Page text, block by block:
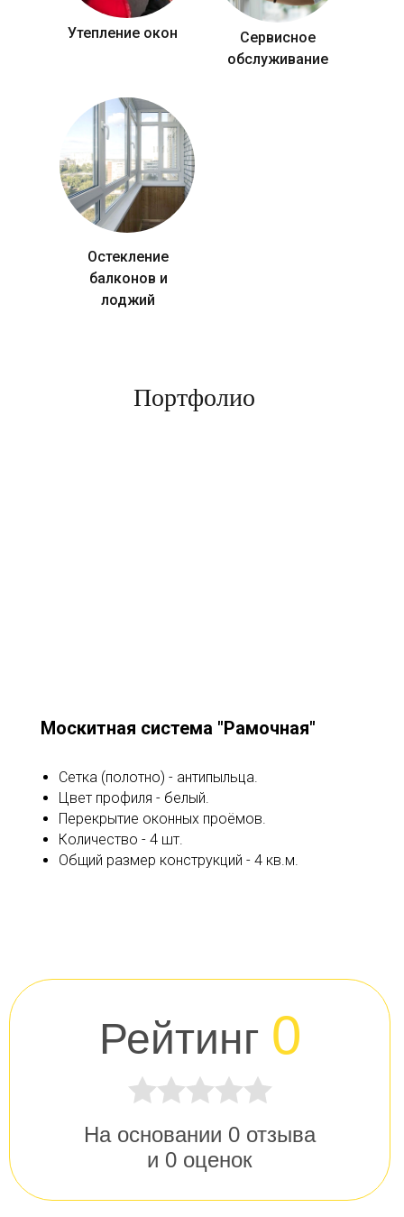
Утепление окон
Сервисное
обслуживание
Остекление
балконов и
лоджий
Портфолио
Москитная система "Рамочная"
Сетка (полотно) - антипыльца.
Цвет профиля - белый.
Перекрытие оконных проёмов.
Количество - 4 шт.
Общий размер конструкций - 4 кв.м.
Рейтинг 0
На основании 0 отзыва
и 0 оценок